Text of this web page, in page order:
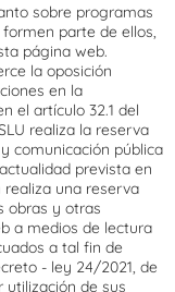
sobre programas
parte de ellos,
página web.
la oposición
en la
el artículo 32.1 del
realiza la reserva
comunicación pública
prevista en
realiza una reserva
obras y otras
a medios de lectura
a tal fin de
- ley 24/2021, de
utilización de sus